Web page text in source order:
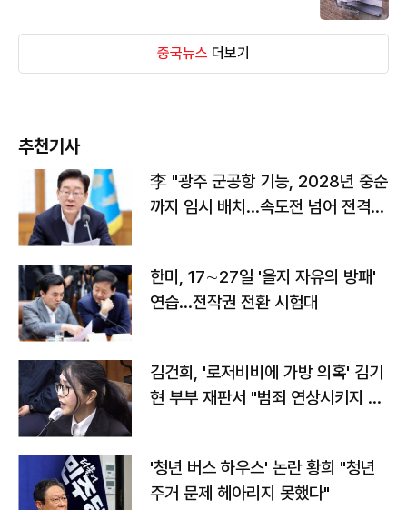
중국뉴스 더보기
추천기사
李 "광주 군공항 기능, 2028년 중순
까지 임시 배치…속도전 넘어 전격
한미, 17∼27일 '을지 자유의 방패'
연습…전작권 전환 시험대
김건희, '로저비비에 가방 의혹' 김기
현 부부 재판서 "범죄 연상시키지 말
'청년 버스 하우스' 논란 황희 "청년
주거 문제 헤아리지 못했다"